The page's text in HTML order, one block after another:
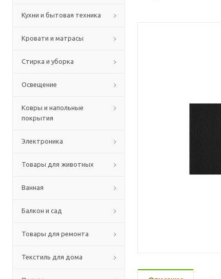
Кухни и бытовая техника
Кровати и матрасы
Стирка и уборка
Освещение
Ковры и напольные
покрытия
Электроника
Товары для животных
Ванная
Балкон и сад
Товары для ремонта
Текстиль для дома